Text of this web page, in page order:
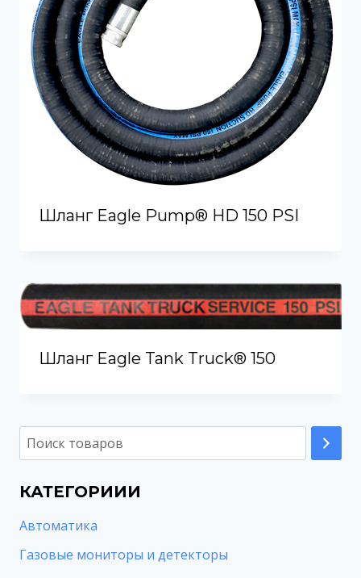
Шланг Eagle Pump® HD 150 PSI
Шланг Eagle Tank Truck® 150
КАТЕГОРИИИ
Автоматика
Газовые мониторы и детекторы